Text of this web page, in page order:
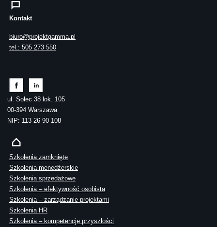
Kontakt
biuro@projektgamma.pl
tel.: 505 273 550
ul. Solec 38 lok. 105
00-394 Warszawa
NIP: 113-26-90-108
Szkolenia zamknięte
Szkolenia menedżerskie
Szkolenia sprzedażowe
Szkolenia – efektywność osobista
Szkolenia – zarządzanie projektami
Szkolenia HR
Szkolenia – kompetencje przyszłości